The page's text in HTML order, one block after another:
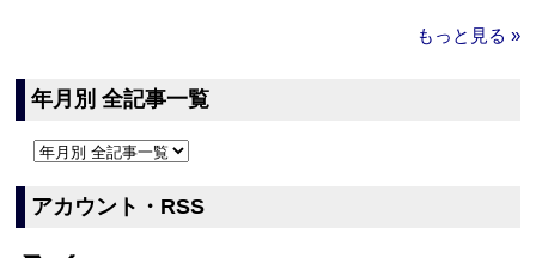
もっと見る »
年月別 全記事一覧
アカウント・RSS